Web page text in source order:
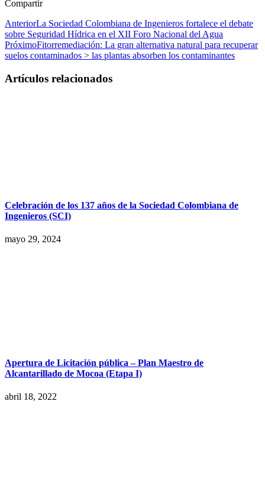
Compartir
AnteriorLa Sociedad Colombiana de Ingenieros fortalece el debate
sobre Seguridad Hídrica en el XII Foro Nacional del Agua
PróximoFitorremediación: La gran alternativa natural para recuperar
suelos contaminados > las plantas absorben los contaminantes
Artículos relacionados
Celebración de los 137 años de la Sociedad Colombiana de
Ingenieros (SCI)
mayo 29, 2024
Apertura de Licitación pública – Plan Maestro de
Alcantarillado de Mocoa (Etapa I)
abril 18, 2022